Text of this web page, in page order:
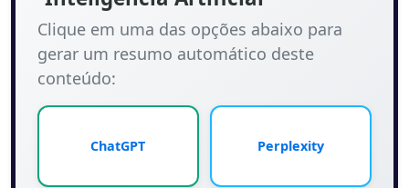
Clique em uma das opções abaixo para
gerar um resumo automático deste
conteúdo:
ChatGPT Perplexity